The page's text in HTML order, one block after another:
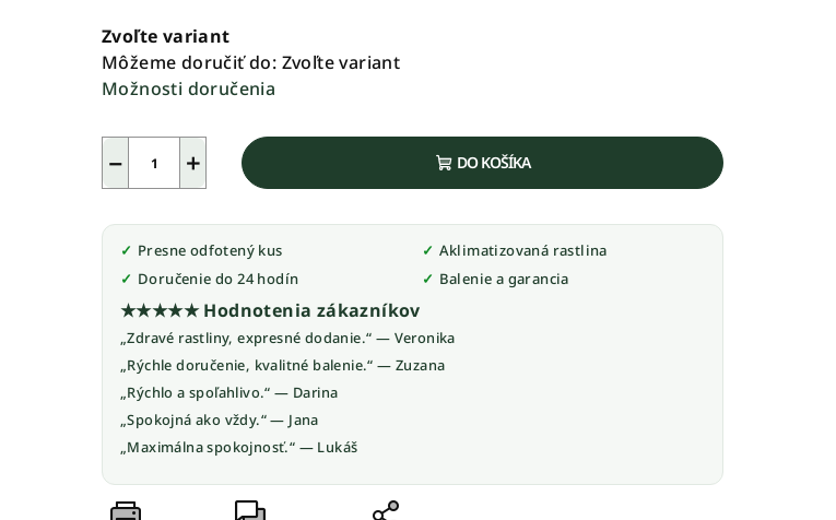
cena:
Zvoľte variant
Môžeme doručiť do: Zvoľte variant
Možnosti doručenia
+
− DO KOŠÍKA
Presne odfotený kus
Aklimatizovaná rastlina
Doručenie do 24 hodín
Balenie a garancia
★★★★★ Hodnotenia zákazníkov
„Zdravé rastliny, expresné dodanie.“ — Veronika
„Rýchle doručenie, kvalitné balenie.“ — Zuzana
„Rýchlo a spoľahlivo.“ — Darina
„Spokojná ako vždy.“ — Jana
„Maximálna spokojnosť.“ — Lukáš